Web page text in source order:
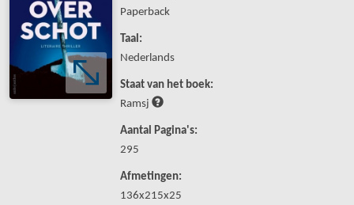
Paperback
Taal:
Nederlands
Staat van het boek:
Ramsj
Aantal Pagina's:
295
Afmetingen:
136x215x25